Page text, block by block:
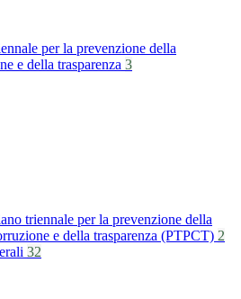
per la prevenzione della
e della trasparenza 3
triennale per la prevenzione della
e della trasparenza (PTPCT) 2
32